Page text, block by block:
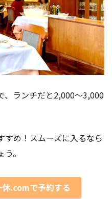
、ランチだと2,000〜3,000
め！スムーズに入るなら
。
.comで予約する